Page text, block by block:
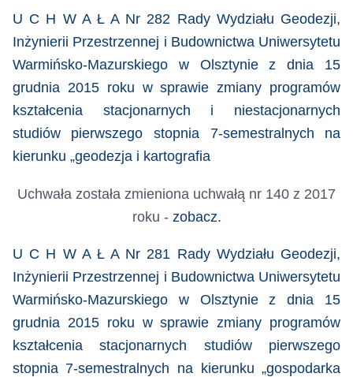
U C H W A Ł A Nr 282 Rady Wydziału Geodezji,
Inżynierii Przestrzennej i Budownictwa Uniwersytetu
Warmińsko-Mazurskiego w Olsztynie z dnia 15
grudnia 2015 roku w sprawie zmiany programów
kształcenia stacjonarnych i niestacjonarnych
studiów pierwszego stopnia 7-semestralnych na
kierunku „geodezja i kartografia
Uchwała została zmieniona uchwałą nr 140 z 2017
roku - zobacz.
U C H W A Ł A Nr 281 Rady Wydziału Geodezji,
Inżynierii Przestrzennej i Budownictwa Uniwersytetu
Warmińsko-Mazurskiego w Olsztynie z dnia 15
grudnia 2015 roku w sprawie zmiany programów
kształcenia stacjonarnych studiów pierwszego
stopnia 7-semestralnych na kierunku „gospodarka